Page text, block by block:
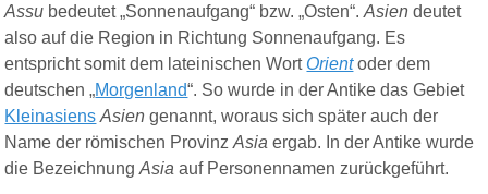
Assu bedeutet „Sonnenaufgang“ bzw. „Osten“.Asien deutet
also auf die Region in Richtung Sonnenaufgang. Es
entspricht somit dem lateinischen Wort Orient oder dem
deutschen „Morgenland“. So wurde in der Antike das Gebiet
Kleinasiens Asien genannt, woraus sich später auch der
Name der römischen ProvinzAsia ergab. In der Antike wurde
die BezeichnungAsia auf Personennamen zurückgeführt.